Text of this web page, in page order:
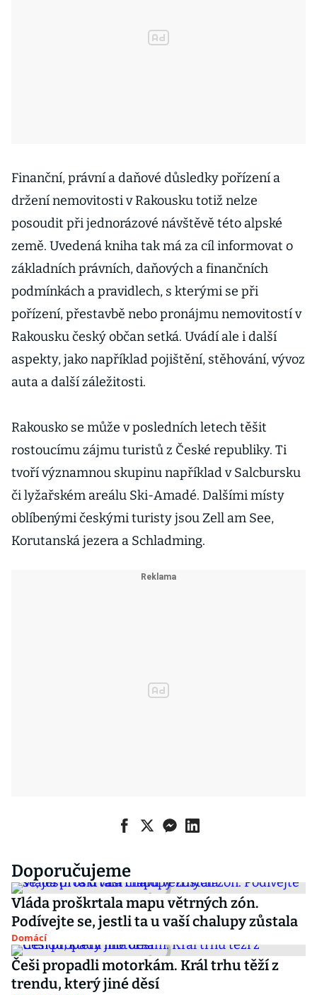
Finanční, právní a daňové důsledky pořízení a
držení nemovitosti v Rakousku totiž nelze
posoudit při jednorázové návštěvě této alpské
země. Uvedená kniha tak má za cíl informovat o
základních právních, daňových a finančních
podmínkách a pravidlech, s kterými se při
pořízení, přestavbě nebo pronájmu nemovitostí v
Rakousku český občan setká. Uvádí ale i další
aspekty, jako například pojištění, stěhování, vývoz
auta a další záležitosti.
Rakousko se může v posledních letech těšit
rostoucímu zájmu turistů z České republiky. Ti
tvoří významnou skupinu například v Salcbursku
či lyžařském areálu Ski-Amadé. Dalšími místy
oblíbenými českými turisty jsou Zell am See,
Korutanská jezera a Schladming.
Doporučujeme
Vláda proškrtala mapu větrných zón.
Podívejte se, jestli ta u vaší chalupy zůstala
Domácí
Češi propadli motorkám. Král trhu těží z
trendu, který jiné děsí